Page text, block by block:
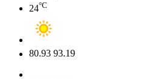
24°C
80.93 93.19